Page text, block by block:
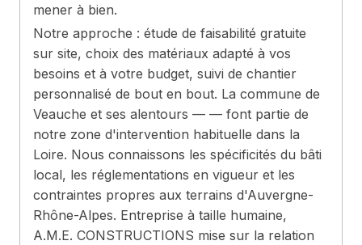
mener à bien.
Notre approche : étude de faisabilité gratuite
sur site, choix des matériaux adapté à vos
besoins et à votre budget, suivi de chantier
personnalisé de bout en bout. La commune de
Veauche et ses alentours — — font partie de
notre zone d'intervention habituelle dans la
Loire. Nous connaissons les spécificités du bâti
local, les réglementations en vigueur et les
contraintes propres aux terrains d'Auvergne-
Rhône-Alpes. Entreprise à taille humaine,
A.M.E. CONSTRUCTIONS mise sur la relation